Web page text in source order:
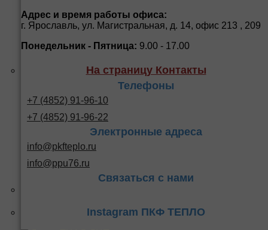
Адрес и время работы офиса:
г. Ярославль, ул. Магистральная, д. 14, офис 213 , 209
Понедельник - Пятница: 9.00 - 17.00
На страницу Контакты
Телефоны
+7 (4852) 91-96-10
+7 (4852) 91-96-22
Электронные адреса
info@pkfteplo.ru
info@ppu76.ru
Связаться с нами
Instagram ПКФ ТЕПЛО